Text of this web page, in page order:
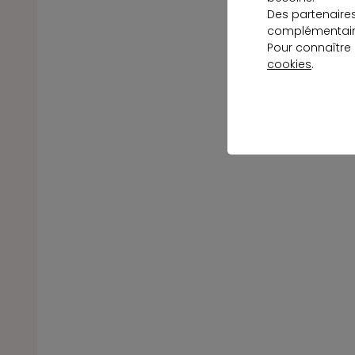
Des
Pour
cookies.